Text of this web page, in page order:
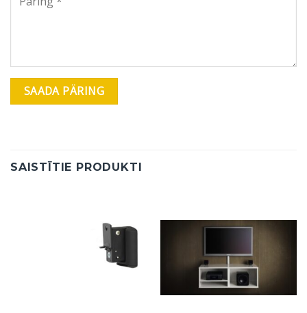
SAISTĪTIE PRODUKTI